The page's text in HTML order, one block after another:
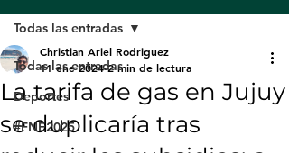
Todas las entradas
Deportes
#FNE2025
Todas las entradas
La tarifa de gas en Jujuy
se duplicaría tras
Christian Ariel Rodriguez
11 ene 2024 2 min de lectura